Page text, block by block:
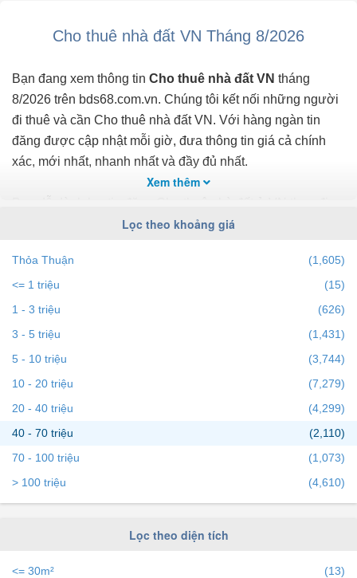
Cho thuê nhà đất VN Tháng 8/2026
Bạn đang xem thông tin Cho thuê nhà đất VN tháng
8/2026 trên bds68.com.vn. Chúng tôi kết nối những người
đi thuê và cần Cho thuê nhà đất VN. Với hàng ngàn tin
đăng được cập nhật mỗi giờ, đưa thông tin giá cả chính
xác, mới nhất, nhanh nhất và đầy đủ nhất.
điểm, giá, diện tích, số phòng ngủ và hướng để tìm ra BĐS
batdongsan liền kề cùng mức giá giúp bạn dễ dàng tìm ra
chính chủ của BĐS.
Để việc
nhanh nhất và phù hợp
có bất động sản muốn cho thuê, bạn có thể
đăng tin Cho
thuê nhà đất miễn phí
trên bds68 để tiếp cận với hàng
ngàn người mỗi ngày.
Xem thêm
Lọc theo khoảng giá
Thỏa Thuận
(1,605)
<= 1 triệu
(15)
1 - 3 triệu
(626)
3 - 5 triệu
(1,431)
5 - 10 triệu
(3,744)
10 - 20 triệu
(7,279)
20 - 40 triệu
(4,299)
40 - 70 triệu
(2,110)
70 - 100 triệu
(1,073)
> 100 triệu
(4,610)
Lọc theo diện tích
<= 30m²
(13)